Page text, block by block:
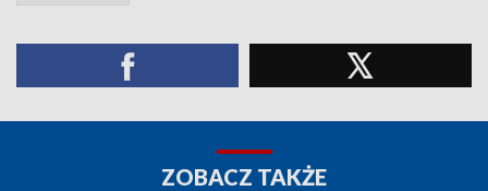
ZOBACZ TAKŻE